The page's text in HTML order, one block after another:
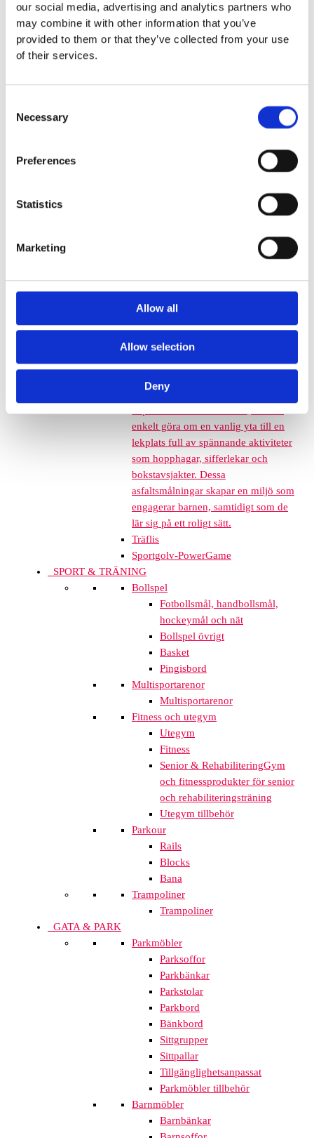
our social media, advertising and analytics partners who
may combine it with other information that you’ve
provided to them or that they’ve collected from your use
of their services.
Selection
Necessary
Preferences
Statistics
Marketing
Allow all
Allow selection
Deny
Euroflex hörnprofil - olika
tjocklek
Grässkyddsmattor
Konstgräs
Euroflex förankring, tillbehör och
Asfaltsmålningar –
Skapa livfulla offentliga miljöer Att
färgglada och engagerande ytor har
skolgårdar, förskolegårdar och andra
inbjudande. Det handlar inte bara
samtidigt en miljö som uppmuntrar
till lek och lärande. Att måla på asfalt
är en kreativ lösning som passar
utmärkt för allt från förskolor till
för asfalt som är slitstark och
enkelt göra om en vanlig yta till en
lekplats full av spännande aktiviteter
som hopphagar, sifferlekar och
bokstavsjakter. Dessa
asfaltsmålningar skapar en miljö som
engagerar barnen, samtidigt som de
lär sig på ett roligt sätt.
Träflis
Sportgolv-PowerGame
SPORT & TRÄNING
Bollspel
Fotbollsmål, handbollsmål,
hockeymål och nät
Bollspel övrigt
Basket
Pingisbord
Multisportarenor
Multisportarenor
Fitness och utegym
Utegym
Fitness
Senior & RehabiliteringGym
och fitnessprodukter för senior
och rehabiliteringsträning
Utegym tillbehör
Parkour
Rails
Blocks
Bana
Trampoliner
Trampoliner
GATA & PARK
Parkmöbler
Parksoffor
Parkbänkar
Parkstolar
Parkbord
Bänkbord
Sittgrupper
Sittpallar
Tillgänglighetsanpassat
Parkmöbler tillbehör
Barnmöbler
Barnbänkar